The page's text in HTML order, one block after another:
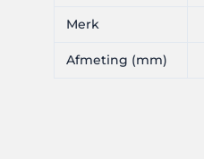
Merk
Afmeting (mm)